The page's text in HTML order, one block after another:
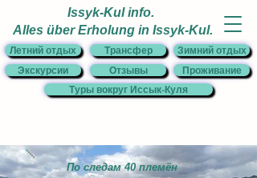
Отзывы
Issyk-Kul info.
Alles über Erholung in Issyk-Kul.
Летний отдых
Туры вокруг Иссык-Куля
Зимний отдых
Экскурсии
Трансфер
Проживание
По следам 40 племён